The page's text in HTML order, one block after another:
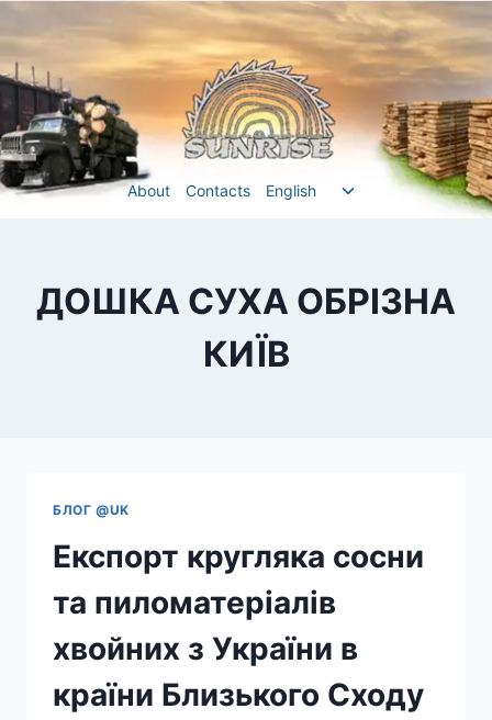
Перейти
до
вмісту
About Contacts English
Перемкнути
ДОШКА СУХА ОБРІЗНА
КИЇВ
БЛОГ @UK
Експорт кругляка сосни
та пиломатеріалів
хвойних з України в
країни Близького Сходу